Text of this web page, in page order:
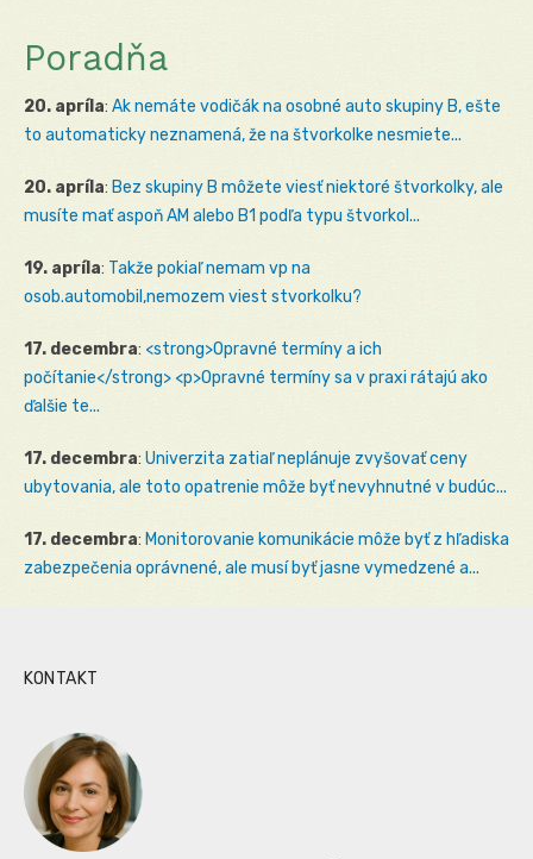
Poradňa
20. apríla: Ak nemáte vodičák na osobné auto skupiny B, ešte
to automaticky neznamená, že na štvorkolke nesmiete...
20. apríla: Bez skupiny B môžete viesť niektoré štvorkolky, ale
musíte mať aspoň AM alebo B1 podľa typu štvorkol...
19. apríla: Takže pokiaľ nemam vp na
osob.automobil,nemozem viest stvorkolku?
17. decembra: <strong>Opravné termíny a ich
počítanie</strong> <p>Opravné termíny sa v praxi rátajú ako
ďalšie te...
17. decembra: Univerzita zatiaľ neplánuje zvyšovať ceny
ubytovania, ale toto opatrenie môže byť nevyhnutné v budúc...
17. decembra: Monitorovanie komunikácie môže byť z hľadiska
zabezpečenia oprávnené, ale musí byť jasne vymedzené a...
KONTAKT